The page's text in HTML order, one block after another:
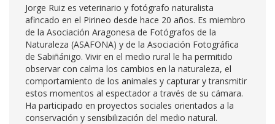
Jorge Ruiz es veterinario y fotógrafo naturalista
afincado en el Pirineo desde hace 20 años. Es miembro
de la Asociación Aragonesa de Fotógrafos de la
Naturaleza (ASAFONA) y de la Asociación Fotográfica
de Sabiñánigo. Vivir en el medio rural le ha permitido
observar con calma los cambios en la naturaleza, el
comportamiento de los animales y capturar y transmitir
estos momentos al espectador a través de su cámara.
Ha participado en proyectos sociales orientados a la
conservación y sensibilización del medio natural.